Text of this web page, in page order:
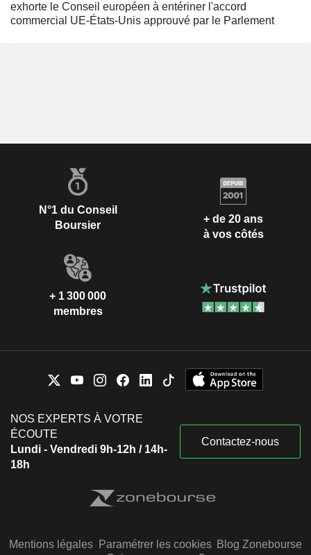
exhorte le Conseil européen à entériner l'accord
commercial UE-États-Unis approuvé par le Parlement
N°1 du Conseil
Boursier
+ de 20 ans
à vos côtés
+ 1 300 000
membres
NOS EXPERTS À VOTRE
ÉCOUTE
Lundi - Vendredi 9h-12h / 14h-
18h
Contactez-nous
Mentions légales Paramétrer les cookies Blog Zonebourse